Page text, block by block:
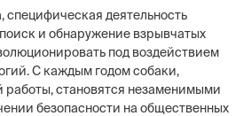
специфическая деятельность
и обнаружение взрывчатых
под воздействием
С каждым годом собаки,
работы, становятся незаменимыми
безопасности на общественных